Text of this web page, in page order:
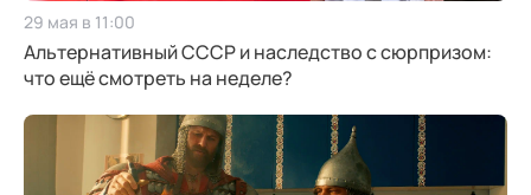
29 мая в 11:00
Альтернативный СССР и наследство c сюрпризом:
что ещё смотреть на неделе?